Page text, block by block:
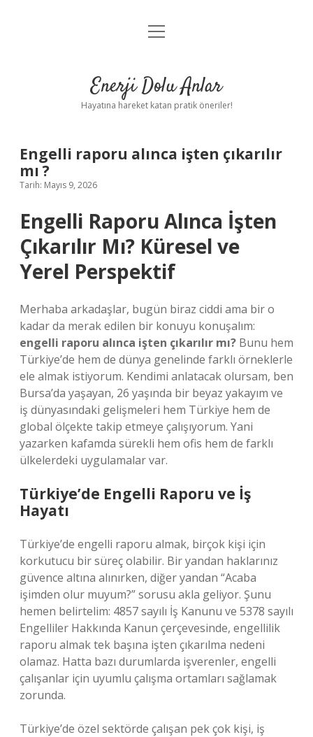
Anasayfa
Yasal Uyarı
menüyü
Enerji Dolu Anlar
Hayatına hareket katan pratik öneriler!
Engelli raporu alınca işten çıkarılır
mı ?
Tarih: Mayıs 9, 2026
Engelli Raporu Alınca İşten
Çıkarılır Mı? Küresel ve
Yerel Perspektif
Merhaba arkadaşlar, bugün biraz ciddi ama bir o
kadar da merak edilen bir konuyu konuşalım:
engelli raporu alınca işten çıkarılır mı? Bunu hem
Türkiye’de hem de dünya genelinde farklı örneklerle
ele almak istiyorum. Kendimi anlatacak olursam, ben
Bursa’da yaşayan, 26 yaşında bir beyaz yakayım ve
iş dünyasındaki gelişmeleri hem Türkiye hem de
global ölçekte takip etmeye çalışıyorum. Yani
yazarken kafamda sürekli hem ofis hem de farklı
ülkelerdeki uygulamalar var.
Türkiye’de Engelli Raporu ve İş
Hayatı
Türkiye’de engelli raporu almak, birçok kişi için
korkutucu bir süreç olabilir. Bir yandan haklarınız
güvence altına alınırken, diğer yandan “Acaba
işimden olur muyum?” sorusu akla geliyor. Şunu
hemen belirtelim: 4857 sayılı İş Kanunu ve 5378 sayılı
Engelliler Hakkında Kanun çerçevesinde, engellilik
raporu almak tek başına işten çıkarılma nedeni
olamaz. Hatta bazı durumlarda işverenler, engelli
çalışanlar için uyumlu çalışma ortamları sağlamak
zorunda.
Türkiye’de özel sektörde çalışan pek çok kişi, iş